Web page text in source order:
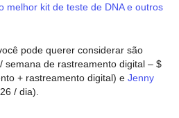
melhor kit de teste de DNA e outros
pode querer considerar são
semana de rastreamento digital – $
+ rastreamento digital) e Jenny
/ dia).